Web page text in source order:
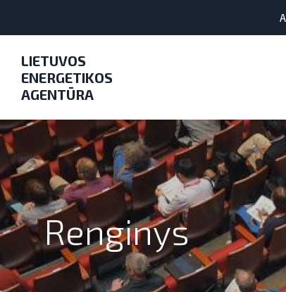
LIETUVOS
ENERGETIKOS
AGENTŪRA
Renginys